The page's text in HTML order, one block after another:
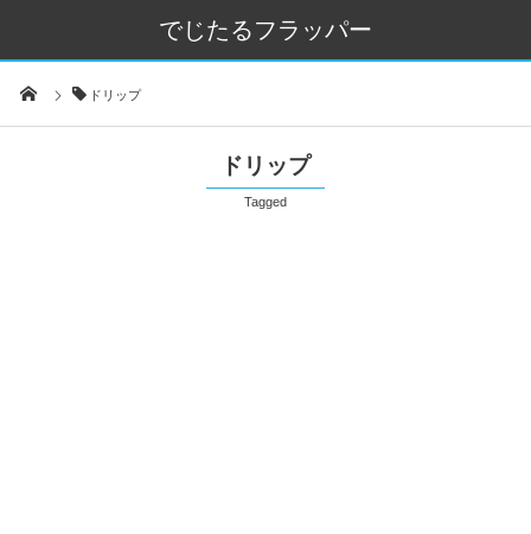
でじたるフラッパー
ドリップ
ドリップ
Tagged